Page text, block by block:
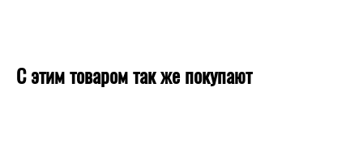
С этим товаром так же покупают